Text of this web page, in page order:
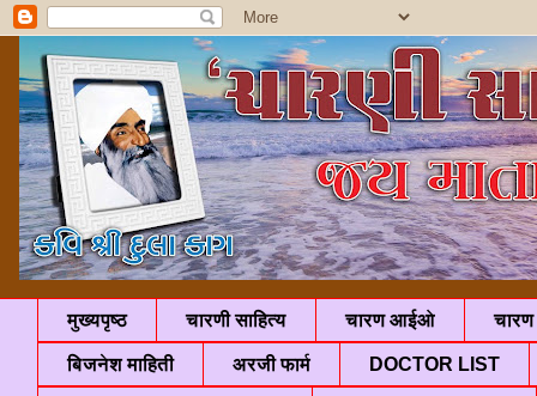
मुख्यपृष्ठ चारणी साहित्य चारण आईओ चारण
बिजनेश माहिती अरजी फार्म DOCTOR LIST